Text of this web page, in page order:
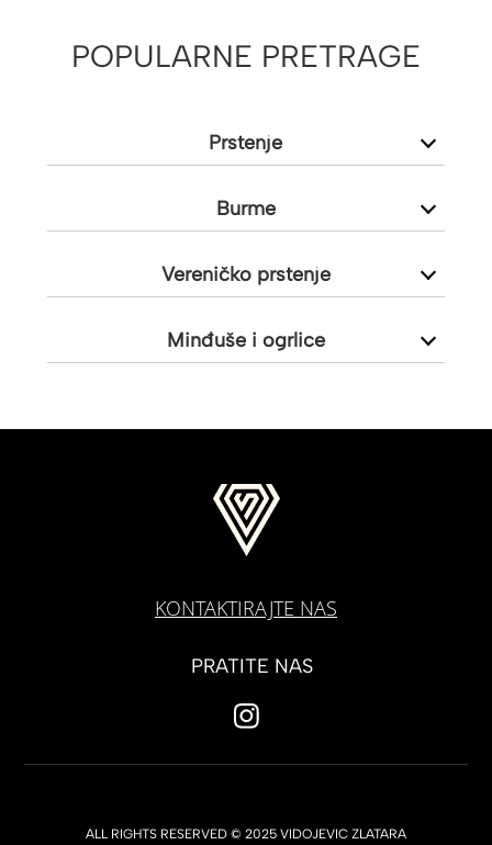
POPULARNE PRETRAGE
Prstenje
Burme
Vereničko prstenje
Minđuše i ogrlice
KONTAKTIRAJTE NAS
PRATITE NAS
ALL RIGHTS RESERVED © 2025 VIDOJEVIC ZLATARA